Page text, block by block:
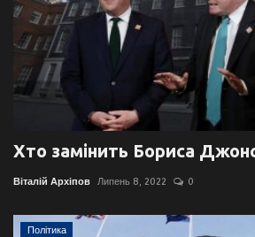
Хто замінить Бориса
Віталій Архіпов Липень 8, 2022 0
Політика